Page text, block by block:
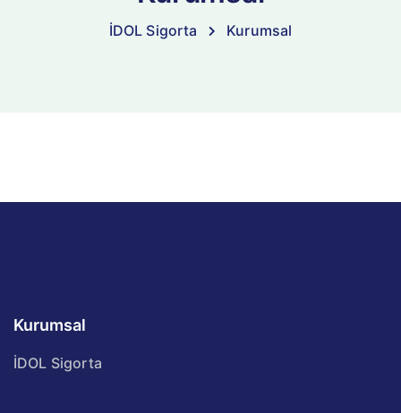
İDOL Sigorta Kurumsal
Kurumsal
İDOL Sigorta